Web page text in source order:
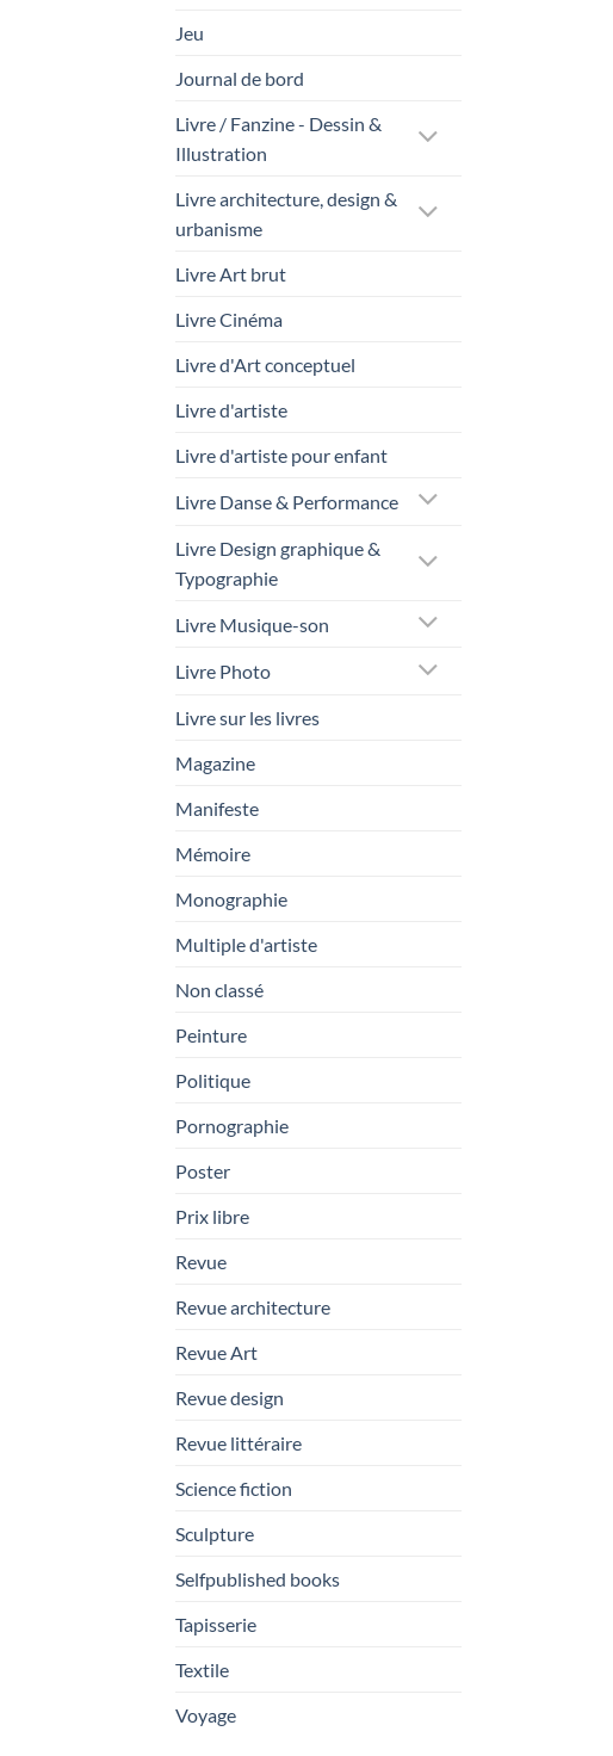
Jeu
Journal de bord
Livre / Fanzine - Dessin &
Illustration
Livre architecture, design &
urbanisme
Livre Art brut
Livre Cinéma
Livre d'Art conceptuel
Livre d'artiste
Livre d'artiste pour enfant
Livre Danse & Performance
Livre Design graphique &
Typographie
Livre Musique-son
Livre Photo
Livre sur les livres
Magazine
Manifeste
Mémoire
Monographie
Multiple d'artiste
Non classé
Peinture
Politique
Pornographie
Poster
Prix libre
Revue
Revue architecture
Revue Art
Revue design
Revue littéraire
Science fiction
Sculpture
Selfpublished books
Tapisserie
Textile
Voyage